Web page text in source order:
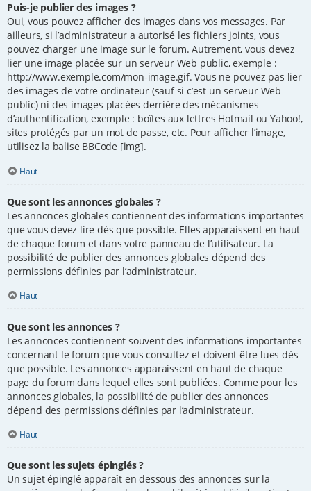
Puis-je publier des images ?
Oui, vous pouvez afficher des images dans vos messages. Par
ailleurs, si l’administrateur a autorisé les fichiers joints, vous
pouvez charger une image sur le forum. Autrement, vous devez
lier une image placée sur un serveur Web public, exemple :
http://www.exemple.com/mon-image.gif. Vous ne pouvez pas lier
des images de votre ordinateur (sauf si c’est un serveur Web
public) ni des images placées derrière des mécanismes
d’authentification, exemple : boîtes aux lettres Hotmail ou Yahoo!,
sites protégés par un mot de passe, etc. Pour afficher l’image,
utilisez la balise BBCode [img].
Haut
Que sont les annonces globales ?
Les annonces globales contiennent des informations importantes
que vous devez lire dès que possible. Elles apparaissent en haut
de chaque forum et dans votre panneau de l’utilisateur. La
possibilité de publier des annonces globales dépend des
permissions définies par l’administrateur.
Haut
Que sont les annonces ?
Les annonces contiennent souvent des informations importantes
concernant le forum que vous consultez et doivent être lues dès
que possible. Les annonces apparaissent en haut de chaque
page du forum dans lequel elles sont publiées. Comme pour les
annonces globales, la possibilité de publier des annonces
dépend des permissions définies par l’administrateur.
Haut
Que sont les sujets épinglés ?
Un sujet épinglé apparaît en dessous des annonces sur la